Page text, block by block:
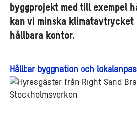
byggprojekt med till exempel
kan vi minska klimatavtrycket
hållbara kontor.
Hållbar byggnation och